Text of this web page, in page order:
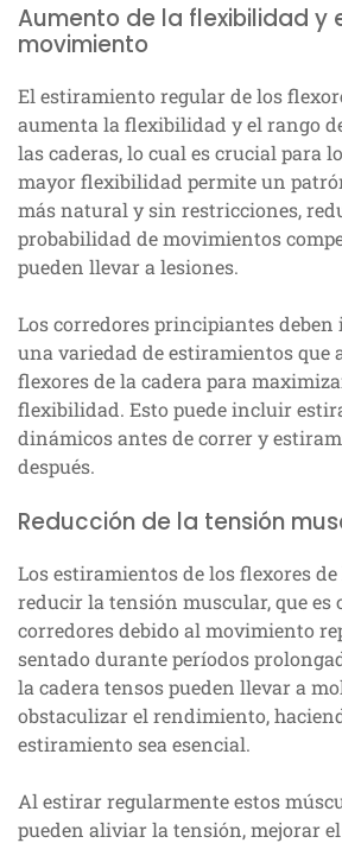
Aumento de la flexibilidad y
movimiento
El estiramiento regular de los
aumenta la flexibilidad y el rango
las caderas, lo cual es crucial para
mayor flexibilidad permite un
más natural y sin restricciones,
probabilidad de movimientos
pueden llevar a lesiones.
Los corredores principiantes
una variedad de estiramientos que
flexores de la cadera para
flexibilidad. Esto puede incluir
dinámicos antes de correr y
después.
Reducción de la tensión
Los estiramientos de los flexores
reducir la tensión muscular, que es
corredores debido al movimiento
sentado durante períodos
la cadera tensos pueden llevar a
obstaculizar el rendimiento,
estiramiento sea esencial.
Al estirar regularmente estos
pueden aliviar la tensión, mejorar